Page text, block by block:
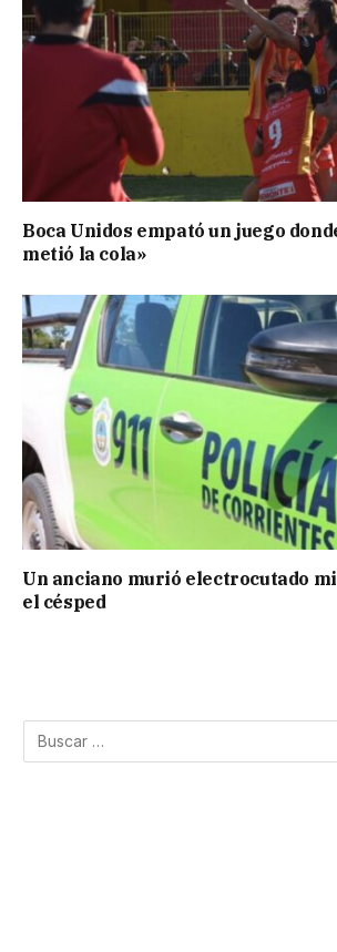
Boca Unidos empató un juego
metió la cola»
Un anciano murió electrocutado
el césped